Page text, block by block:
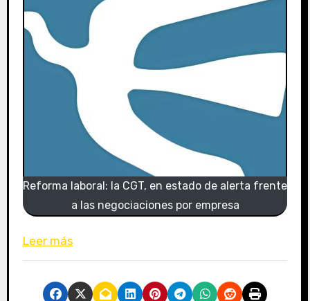
Reforma laboral: la CGT, en estado de alerta frente
a las negociaciones por empresa
Leer más